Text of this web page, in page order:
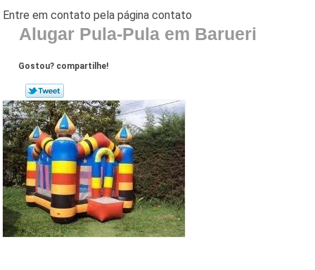
Alugar Pula-Pula em Barueri
Gostou? compartilhe!